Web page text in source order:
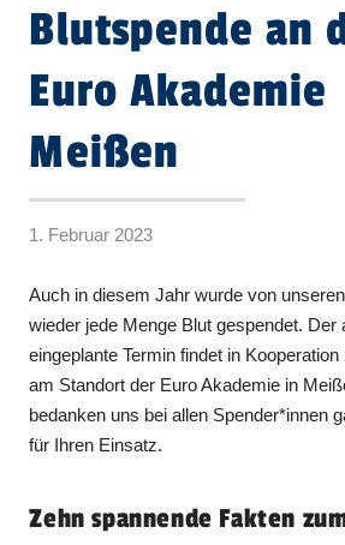
Blutspende an
Euro Akademie
Meißen
1. Februar 2023
Auch in diesem Jahr wurde von
wieder jede Menge Blut gespendet. Der
eingeplante Termin findet in
am Standort der Euro Akademie in
bedanken uns bei allen Spender*innen
für Ihren Einsatz.
Zehn spannende Fakten